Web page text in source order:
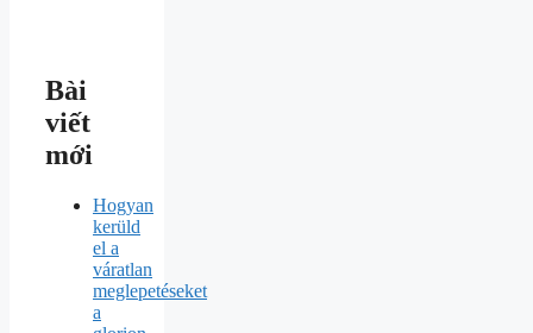
Bài
viết
mới
Hogyan
kerüld
el a
váratlan
meglepetéseket
a